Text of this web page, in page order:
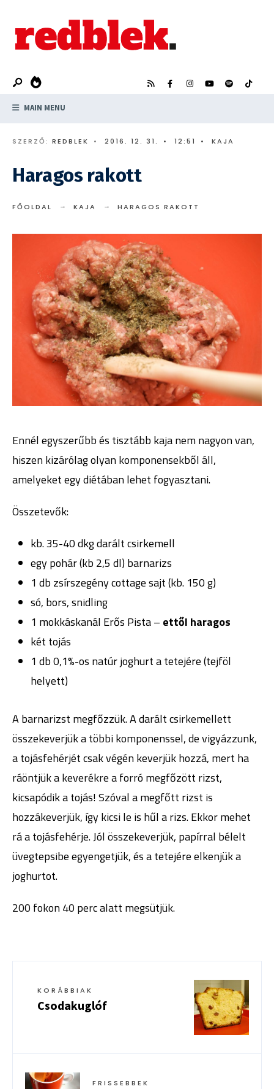
content
MAIN MENU
SZERZŐ: REDBLEK • 2016. 12. 31. • 12:51 • KAJA
Haragos rakott
FŐOLDAL KAJA HARAGOS RAKOTT
Ennél egyszerűbb és tisztább kaja nem nagyon van,
hiszen kizárólag olyan komponensekből áll,
amelyeket egy diétában lehet fogyasztani.
Összetevők:
kb. 35-40 dkg darált csirkemell
egy pohár (kb 2,5 dl) barnarizs
1 db zsírszegény cottage sajt (kb. 150 g)
só, bors, snidling
1 mokkáskanál Erős Pista – ettől haragos
két tojás
1 db 0,1%-os natúr joghurt a tetejére (tejföl
helyett)
A barnarizst megfőzzük. A darált csirkemellett
összekeverjük a többi komponenssel, de vigyázzunk,
a tojásfehérjét csak végén keverjük hozzá, mert ha
ráöntjük a keverékre a forró megfőzött rizst,
kicsapódik a tojás! Szóval a megfőtt rizst is
hozzákeverjük, így kicsi le is hűl a rizs. Ekkor mehet
rá a tojásfehérje. Jól összekeverjük, papírral bélelt
üvegtepsibe egyengetjük, és a tetejére elkenjük a
joghurtot.
200 fokon 40 perc alatt megsütjük.
KORÁBBIAK
Csodakuglóf
FRISSEBBEK